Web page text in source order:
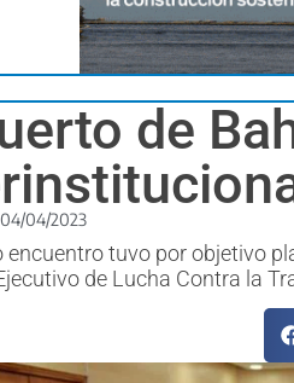
de
04/04/2023
encuentro tuvo por objetivo
de Lucha Contra la